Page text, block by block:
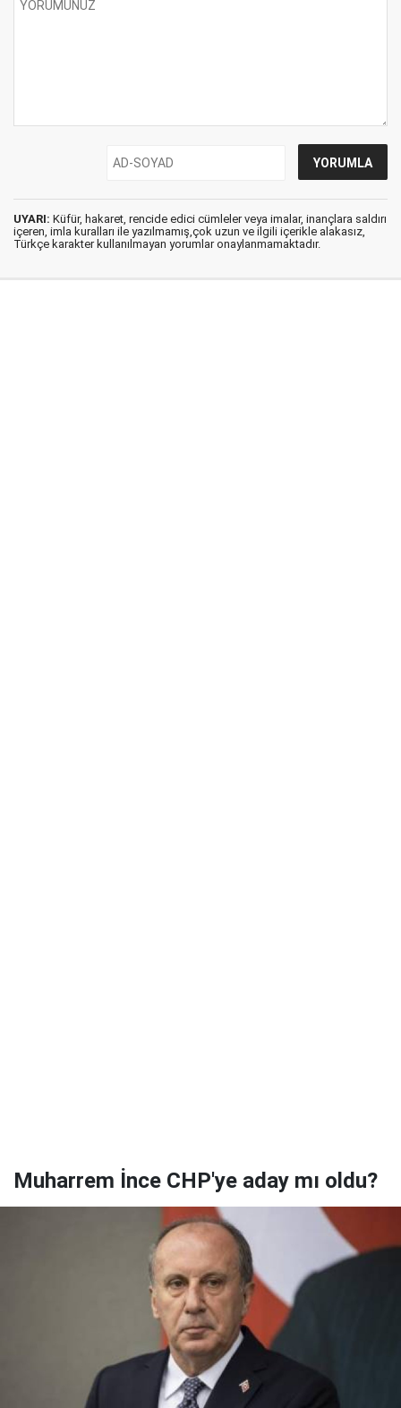
UYARI: Küfür, hakaret, rencide edici cümleler veya imalar, inançlara saldırı
içeren, imla kuralları ile yazılmamış,çok uzun ve ilgili içerikle alakasız,
Türkçe karakter kullanılmayan yorumlar onaylanmamaktadır.
Muharrem İnce CHP'ye aday mı oldu?